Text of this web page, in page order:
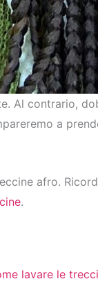
Al contrario,
a
afro.
.
lavare le